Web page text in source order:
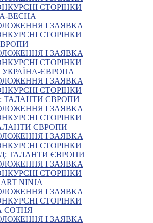
СТОРІНКИ
ВЕСНА
І ЗАЯВКА
СТОРІНКИ
І ЗАЯВКА
СТОРІНКИ
УКРАЇНА-ЄВРОПА
І ЗАЯВКА
СТОРІНКИ
ТАЛАНТИ ЄВРОПИ
І ЗАЯВКА
СТОРІНКИ
ЄВРОПИ
І ЗАЯВКА
СТОРІНКИ
ТАЛАНТИ ЄВРОПИ
І ЗАЯВКА
СТОРІНКИ
NINJA
І ЗАЯВКА
СТОРІНКИ
СОТНЯ
І ЗАЯВКА